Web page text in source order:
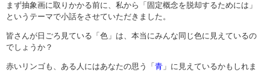
まず抽象画に取りかかる前に、私から「固定概念を脱却するためには」
というテーマで小話をさせていただきました。
皆さんが日ごろ見ている「色」は、本当にみんな同じ色に見えているの
でしょうか？
赤いリンゴも、ある人にはあなたの思う「 青 」に見えているかもしれま